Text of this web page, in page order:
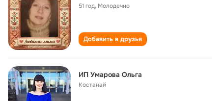
51 год, Молодечно
Добавить в друзья
ИП Умарова Ольга
Костанай